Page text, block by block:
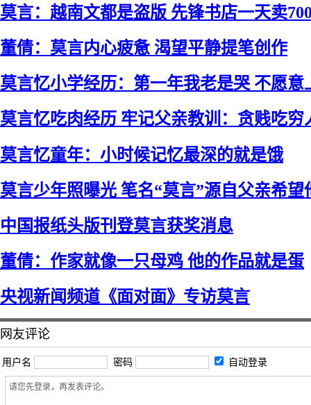
莫言：越南文都是盗版 先锋书店一天卖
董倩：莫言内心疲惫 渴望平静提笔创作
莫言忆小学经历：第一年我老是哭 不愿意
莫言忆吃肉经历 牢记父亲教训：贪贱吃穷
莫言忆童年：小时候记忆最深的就是饿
莫言少年照曝光 笔名“莫言”源自父亲希望
中国报纸头版刊登莫言获奖消息
董倩：作家就像一只母鸡 他的作品就是蛋
央视新闻频道《面对面》专访莫言
网友评论
用户名 密码 自动登录